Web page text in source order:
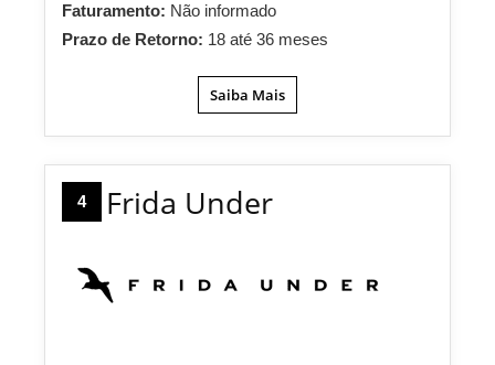
Faturamento: Não informado
Prazo de Retorno: 18 até 36 meses
Saiba Mais
4 Frida Under